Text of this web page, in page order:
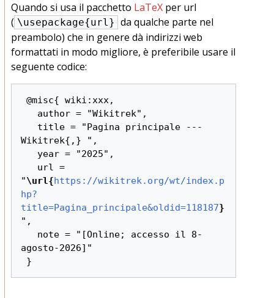
Quando si usa il pacchetto LaTeXper url
( \usepackage{url} da qualche parte nel
preambolo) che in genere dà indirizzi web
formattati in modo migliore, è preferibile usare il
seguente codice:
@misc{ wiki:xxx,
Wikitrek{,} ",
"\url{https://wikitrek.org/wt/index.p
hp?
title=Pagina_principale&oldid=118187}
",
agosto-2026]"